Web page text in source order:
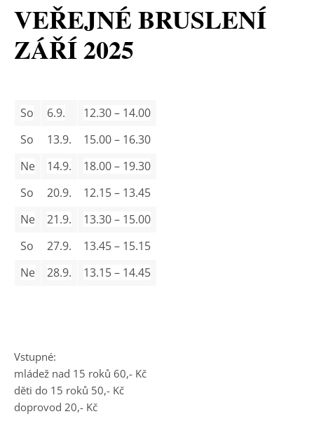
VEŘEJNÉ BRUSLENÍ
ZÁŘÍ 2025
So 6.9.
12.30 – 14.00
So
13.9.
15.00 – 16.30
Ne
14.9.
18.00 – 19.30
So
20.9.
12.15 – 13.45
Ne
21.9.
13.30 – 15.00
So
27.9.
13.45 – 15.15
Ne
28.9. 13.15 – 14.45
Vstupné:
mládež nad 15 roků 60,- Kč
děti do 15 roků 50,- Kč
doprovod 20,- Kč